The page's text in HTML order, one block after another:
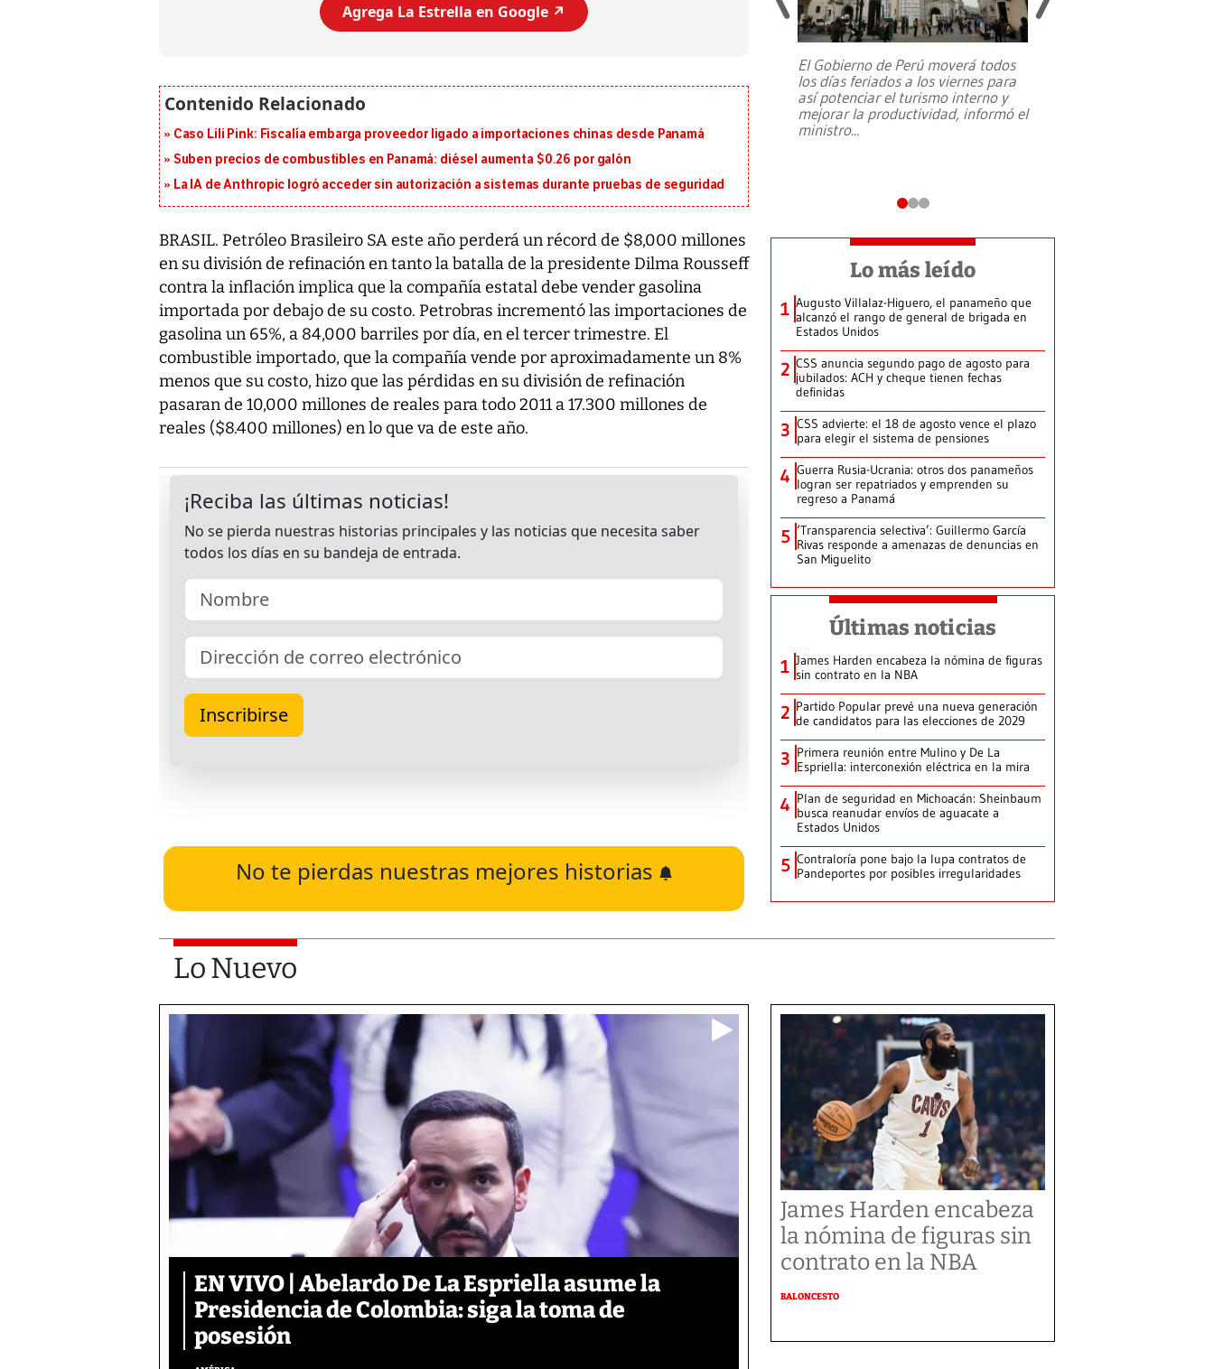
Agrega La Estrella en Google ↗️
Caso Lili Pink: Fiscalía embarga proveedor ligado a importaciones chinas desde Panamá
Suben precios de combustibles en Panamá: diésel aumenta $0.26 por galón
La IA de Anthropic logró acceder sin autorización a sistemas durante pruebas de seguridad
BRASIL. Petróleo Brasileiro SA este año perderá un récord de $8,000 millones
en su división de refinación en tanto la batalla de la presidente Dilma Rousseff
contra la inflación implica que la compañía estatal debe vender gasolina
importada por debajo de su costo. Petrobras incrementó las importaciones de
gasolina un 65%, a 84,000 barriles por día, en el tercer trimestre. El
combustible importado, que la compañía vende por aproximadamente un 8%
menos que su costo, hizo que las pérdidas en su división de refinación
pasaran de 10,000 millones de reales para todo 2011 a 17.300 millones de
reales ($8.400 millones) en lo que va de este año.
No te pierdas nuestras mejores historias
Entre recuerdos y escuetas
da Silva, oficializó este domingo su
candidatura...
El Gobierno de Perú moverá todos
los días feriados a los viernes para
así potenciar el turismo interno y
mejorar la productividad, informó el
ministro...
Lo más leído
1 Augusto Villalaz-Higuero, el panameño que
alcanzó el rango de general de brigada en
Estados Unidos
2 CSS anuncia segundo pago de agosto para
jubilados: ACH y cheque tienen fechas
definidas
3 CSS advierte: el 18 de agosto vence el plazo
para elegir el sistema de pensiones
4 Guerra Rusia-Ucrania: otros dos panameños
logran ser repatriados y emprenden su
regreso a Panamá
5 ‘Transparencia selectiva’: Guillermo García
Rivas responde a amenazas de denuncias en
San Miguelito
Últimas noticias
1 James Harden encabeza la nómina de figuras
sin contrato en la NBA
2 Partido Popular prevé una nueva generación
de candidatos para las elecciones de 2029
3 Primera reunión entre Mulino y De La
Espriella: interconexión eléctrica en la mira
4 Plan de seguridad en Michoacán: Sheinbaum
busca reanudar envíos de aguacate a
Estados Unidos
5 Contraloría pone bajo la lupa contratos de
Pandeportes por posibles irregularidades
Lo Nuevo
EN VIVO | Abelardo De La Espriella asume la
Presidencia de Colombia: siga la toma de
posesión
James Harden encabeza
la nómina de figuras sin
contrato en la NBA
BALONCESTO